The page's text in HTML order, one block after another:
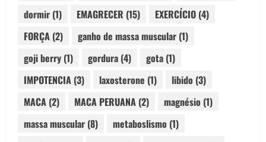
dormir (1) EMAGRECER (15) EXERCÍCIO (4)
FORÇA (2) ganho de massa muscular (1)
goji berry (1) gordura (4) gota (1)
IMPOTENCIA (3) laxosterone (1) libido (3)
MACA (2) MACA PERUANA (2) magnésio (1)
massa muscular (8) metaboslismo (1)